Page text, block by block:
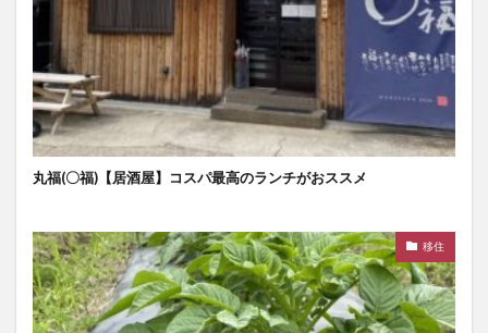
丸福(〇福)【居酒屋】コスパ最高のランチがおススメ
移住